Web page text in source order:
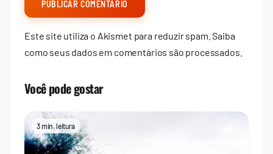
Este site utiliza o Akismet para reduzir spam.Saiba
como seus dados em comentários são processados
Você pode gostar
3 min. leitura